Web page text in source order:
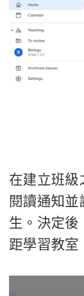
在建立班級
閱讀通知並
生。決定後
距學習教室